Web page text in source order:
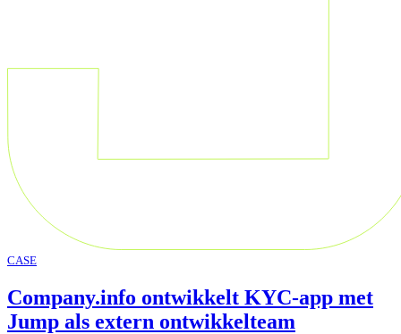
CASE
Company.info ontwikkelt KYC-app met
Jump als extern ontwikkelteam